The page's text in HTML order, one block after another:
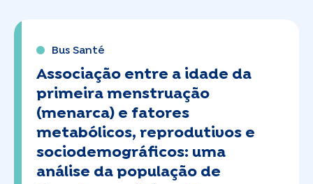
Bus Santé
Associação entre a idade da
primeira menstruação
(menarca) e fatores
metabólicos, reprodutivos e
sociodemográficos: uma
análise da população de